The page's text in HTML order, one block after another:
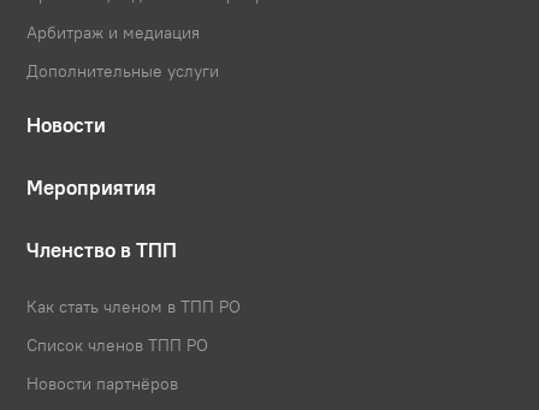
Арбитраж и медиация
Дополнительные услуги
Новости
Мероприятия
Членство в ТПП
Как стать членом в ТПП РО
Список членов ТПП РО
Новости партнёров